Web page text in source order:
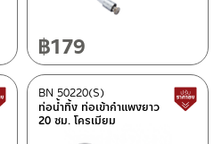
฿179
สินค้าปรับราคาลดลง
ท่อน้ำทิ้ง ท่อเข้ากำแพงยาว
20 ซม. โครเมียม
BN 50220(S)